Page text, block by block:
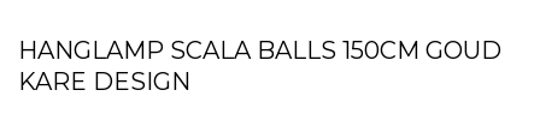
HANGLAMP SCALA BALLS 150CM GOUD
KARE DESIGN